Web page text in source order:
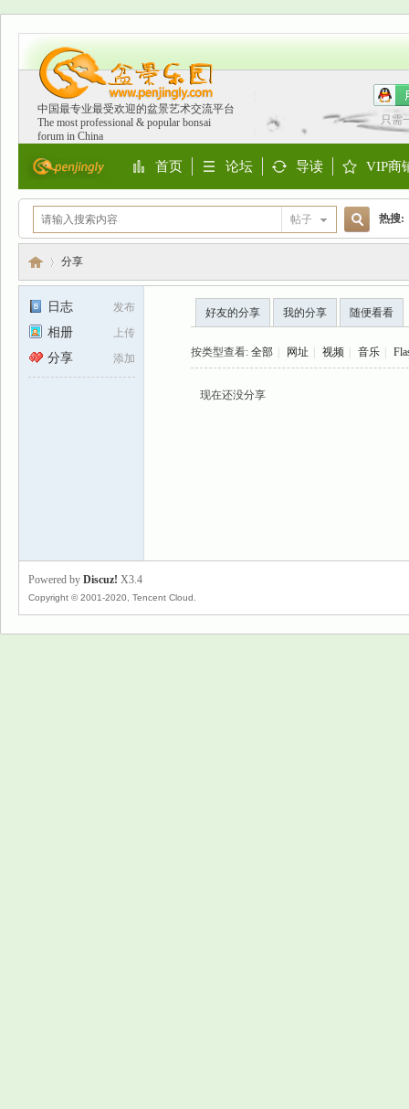
中国最专业最受欢迎的盆景艺术交流平台
The most professional & popular bonsai
forum in China
只需
首页 论坛 导读 VIP商
帖子
搜
索
热搜:
盆
分享
发布
日志
上传
相册
添加
分享
好友的分享 我的分享 随便看看
按类型查看: 全部 网址 视频 音乐
现在还没分享
Powered by Discuz! X3.4
Copyright © 2001-2020, Tencent Cloud.